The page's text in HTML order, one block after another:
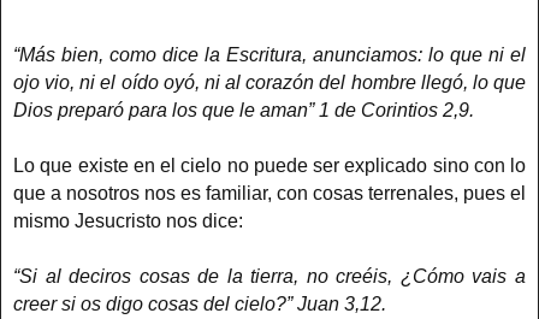
“Más bien, como dice la Escritura, anunciamos: lo que ni el
ojo vio, ni el oído oyó, ni al corazón del hombre llegó, lo que
Dios preparó para los que le aman” 1 de Corintios 2,9.
Lo que existe en el cielo no puede ser explicado sino con lo
que a nosotros nos es familiar, con cosas terrenales, pues el
mismo Jesucristo nos dice:
“Si al deciros cosas de la tierra, no creéis, ¿Cómo vais a
creer si os digo cosas del cielo?” Juan 3,12.